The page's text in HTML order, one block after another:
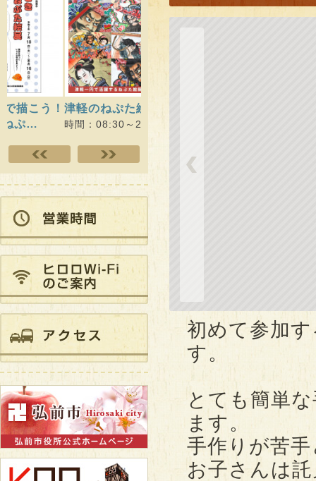
初めて参加
す。
とても簡単
ます。
手作りが苦
お子さんは
津軽のねぷた絵展
時間：08:30～21:00